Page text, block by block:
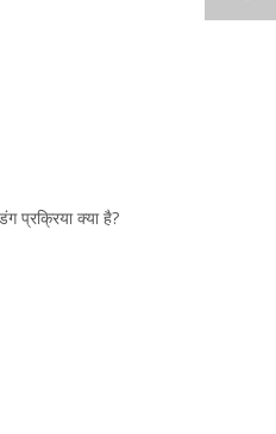
प्रक्रिया क्या है?